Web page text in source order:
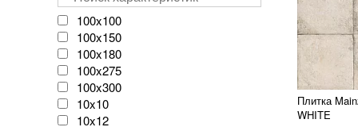
Плитка
WHITE
Velloza
Vitacer
Vivacer
WOW
Zeus Ceramica
iKeramix
100x100
100x150
100x180
100x275
100x300
10x10
10x12